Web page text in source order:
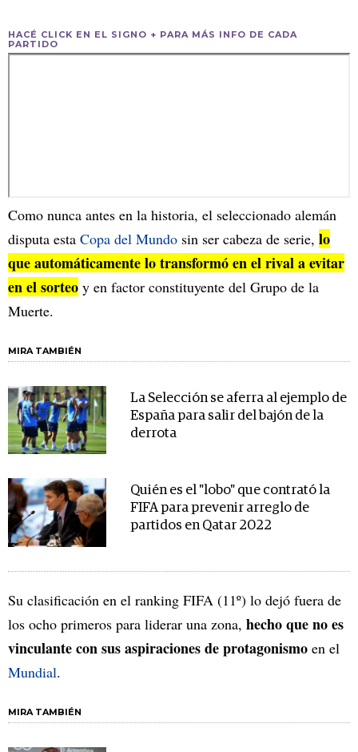
HACÉ CLICK EN EL SIGNO + PARA MÁS INFO DE CADA
PARTIDO
Como nunca antes en la historia, el seleccionado alemán
disputa esta Copa del Mundo sin ser cabeza de serie, lo
que automáticamente lo transformó en el rival a evitar
en el sorteo y en factor constituyente del Grupo de la
Muerte.
MIRA TAMBIÉN
La Selección se aferra al ejemplo de
España para salir del bajón de la
derrota
Quién es el "lobo" que contrató la
FIFA para prevenir arreglo de
partidos en Qatar 2022
Su clasificación en el ranking FIFA (11º) lo dejó fuera de
los ocho primeros para liderar una zona, hecho que no es
vinculante con sus aspiraciones de protagonismo en el
Mundial.
MIRA TAMBIÉN